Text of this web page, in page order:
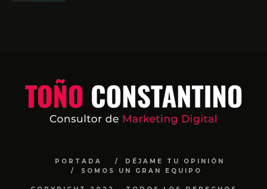
PORTADA
DÉJAME TU OPINIÓN
SOMOS UN GRAN EQUIPO